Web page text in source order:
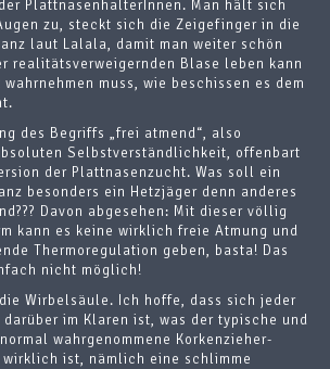
PlattnasenhalterInnen. Man hält sich
zu, steckt sich die Zeigefinger in die
laut Lalala, damit man weiter schön
realitätsverweigernden Blase leben kann
muss, wie beschissen es dem
des Begriffs „frei atmend“, also
Selbstverständlichkeit, offenbart
der Plattnasenzucht. Was soll ein
besonders ein Hetzjäger denn anderes
Davon abgesehen: Mit dieser völlig
kann es keine wirklich freie Atmung und
Thermoregulation geben, basta! Das
nicht möglich!
Wirbelsäule. Ich hoffe, dass sich jeder
im Klaren ist, was der typische und
wahrgenommene Korkenzieher-
wirklich ist, nämlich eine schlimme